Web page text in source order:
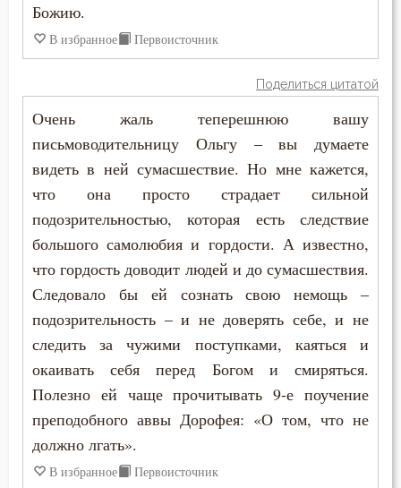
Божию.
В избранное Первоисточник
Поделиться цитатой
Очень жаль теперешнюю вашу
письмоводительницу Ольгу – вы думаете
видеть в ней сумасшествие. Но мне кажется,
что она просто страдает сильной
подозрительностью, которая есть следствие
большого самолюбия и гордости. А известно,
что гордость доводит людей и до сумасшествия.
Следовало бы ей сознать свою немощь –
подозрительность – и не доверять себе, и не
следить за чужими поступками, каяться и
окаивать себя перед Богом и смиряться.
Полезно ей чаще прочитывать 9-е поучение
преподобного аввы Дорофея: «О том, что не
должно лгать».
В избранное Первоисточник